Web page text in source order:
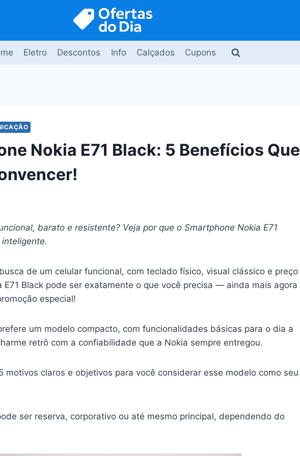
Eletro Descontos Info Calçados Cupons
Nokia E71 Black: 5 Benefícios Que
barato e resistente? Veja por que o Smartphone Nokia E71
de um celular funcional, com teclado físico, visual clássico e preço
E71 Black pode ser exatamente o que você precisa — ainda mais agora
especial!
um modelo compacto, com funcionalidades básicas para o dia a
retrô com a confiabilidade que a Nokia sempre entregou.
motivos claros e objetivos para você considerar esse modelo como seu
ser reserva, corporativo ou até mesmo principal, dependendo do